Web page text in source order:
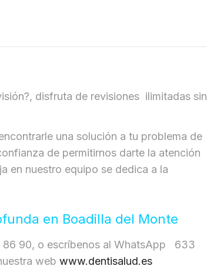
disfruta de revisiones ilimitadas sin
una solución a tu problema de
de permitirnos darte la atención
en nuestro equipo se dedica a la
en Boadilla del Monte
86 90, o escríbenos al WhatsApp 633
web www.dentisalud.es